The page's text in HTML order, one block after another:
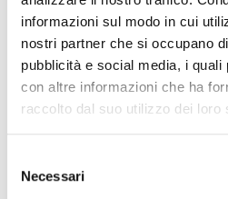
informazioni sul modo in cui
nostri partner che si occupano
pubblicità e social media, i quali
con altre informazioni che ha
raccolto dal suo utilizzo dei loro
delNecessari
Data
04 Giugno 2026 13:36
Direzione generale